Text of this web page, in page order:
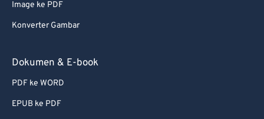
Image ke PDF
Konverter Gambar
Dokumen & E-book
PDF ke WORD
EPUB ke PDF